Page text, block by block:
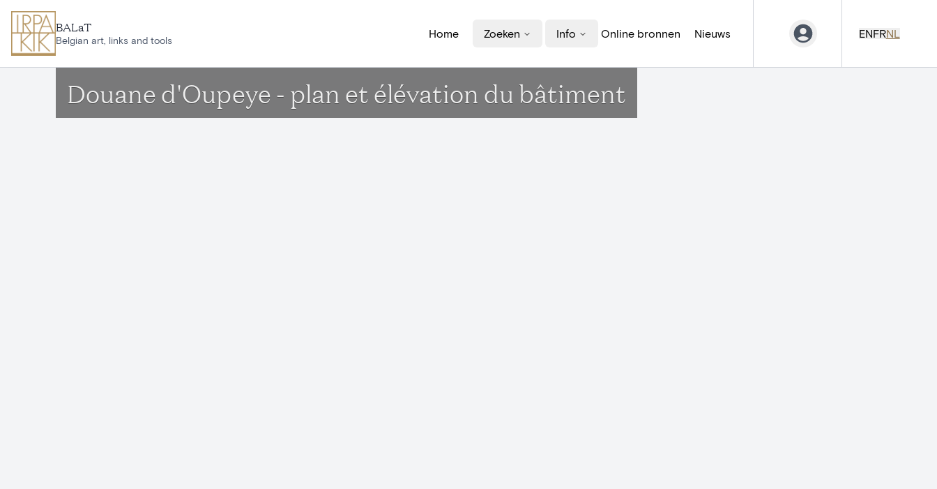
BALaT
Belgian art, links and tools
Home Zoeken Info Online bronnen Nieuws ENFRNL
Douane d'Oupeye - plan et élévation du bâtiment